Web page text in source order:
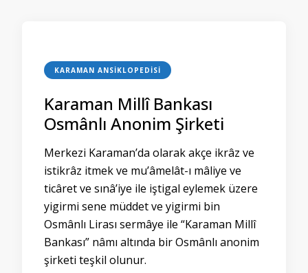
KARAMAN ANSIKLOPEDISI
Karaman Millî Bankası
Osmânlı Anonim Şirketi
Merkezi Karaman’da olarak akçe ikrâz ve
istikrâz itmek ve mu’âmelât-ı mâliye ve
ticâret ve sınâ’iye ile iştigal eylemek üzere
yigirmi sene müddet ve yigirmi bin
Osmânlı Lirası sermâye ile “Karaman Millî
Bankası” nâmı altında bir Osmânlı anonim
şirketi teşkil olunur.